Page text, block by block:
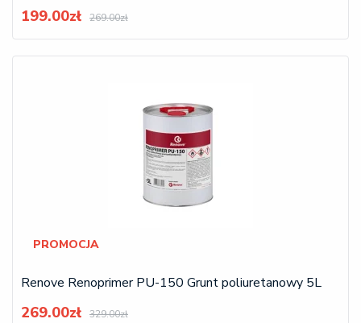
199.00zł 269.00zł
PROMOCJA
Renove Renoprimer PU-150 Grunt poliuretanowy 5L
269.00zł 329.00zł